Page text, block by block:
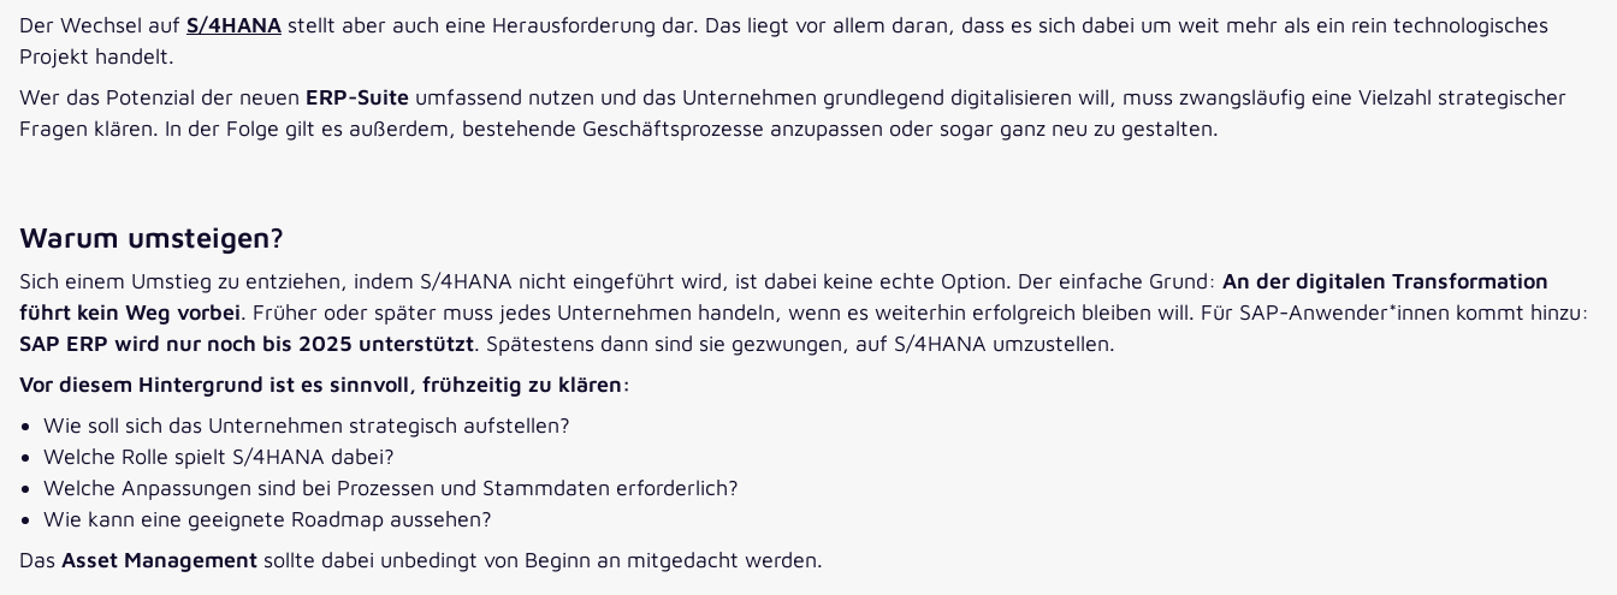
Der Wechsel auf S/4HANA stellt aber auch eine Herausforderung dar. Das liegt vor allem daran, dass es sich dabei um weit mehr als ein rein technologisches
Projekt handelt.
Wer das Potenzial der neuen ERP-Suite umfassend nutzen und das Unternehmen grundlegend digitalisieren will, muss zwangsläufig eine Vielzahl strategischer
Fragen klären. In der Folge gilt es außerdem, bestehende Geschäftsprozesse anzupassen oder sogar ganz neu zu gestalten.
Warum umsteigen?
Sich einem Umstieg zu entziehen, indem S/4HANA nicht eingeführt wird, ist dabei keine echte Option. Der einfache Grund: An der digitalen Transformation
führt kein Weg vorbei. Früher oder später muss jedes Unternehmen handeln, wenn es weiterhin erfolgreich bleiben will. Für SAP-Anwender*innen kommt hinzu:
SAP ERP wird nur noch bis 2025 unterstützt. Spätestens dann sind sie gezwungen, auf S/4HANA umzustellen.
Vor diesem Hintergrund ist es sinnvoll, frühzeitig zu klären:
Wie soll sich das Unternehmen strategisch aufstellen?
Welche Rolle spielt S/4HANA dabei?
Welche Anpassungen sind bei Prozessen und Stammdaten erforderlich?
Wie kann eine geeignete Roadmap aussehen?
Das Asset Management sollte dabei unbedingt von Beginn an mitgedacht werden.